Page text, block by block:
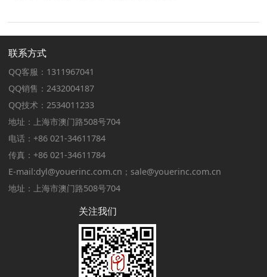
联系方式
QQ客服：1311967041
QQ销售：2432004187
QQ技术：2534011233
地址：上海市澳门路508号704
电话：+86 021-34611784
传真：+86 021-34611784
E-mail:dyl@youerinc.com.cn；sale@youerinc.com.cn
地址：上海市澳门路508号704
关注我们